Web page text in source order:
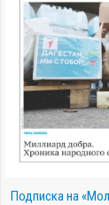
Подписка на